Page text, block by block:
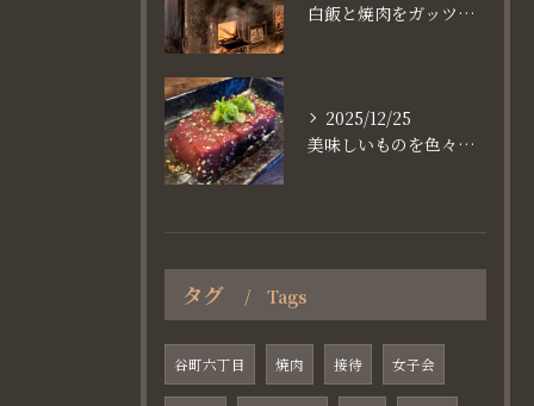
白飯と焼肉をガッツり食べたいなら
2025/12/25
美味しいものを色々楽しめるのが #お店で焼肉
タグ Tags
谷町六丁目 焼肉 接待 女子会